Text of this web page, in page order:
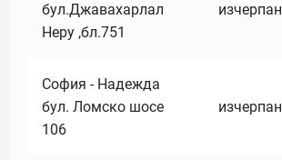
бул.Джавахарлал
Неру ,бл.751
изчерпан
София - Надежда
бул. Ломско шосе
106
изчерпан